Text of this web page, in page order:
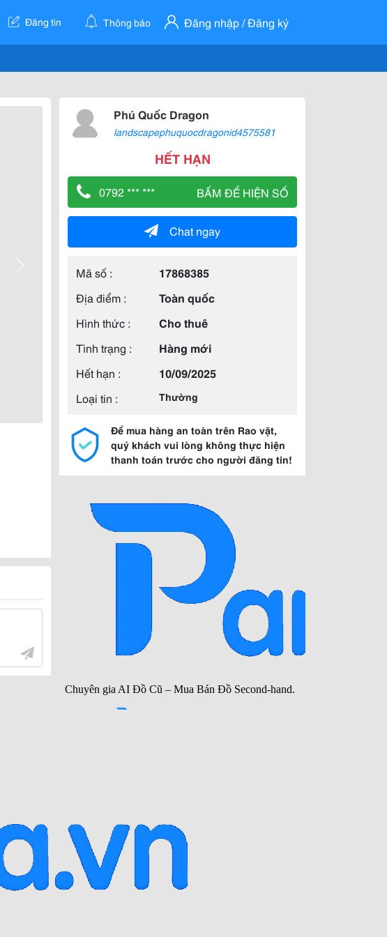
Đăng tin Thông báo Đăng nhập / Đăng ký
Phú Quốc Dragon
landscapephuquocdragonid4575581
HẾT HẠN
0792 *** *** BẤM ĐỂ HIỆN SỐ
Chat ngay
Mã số :
17868385
Địa điểm :
Toàn quốc
Hình thức :
Cho thuê
Tình trạng :
Hàng mới
Hết hạn :
10/09/2025
Loại tin :
Thường
Để mua hàng an toàn trên Rao vặt,
quý khách vui lòng không thực hiện
thanh toán trước cho người đăng tin!